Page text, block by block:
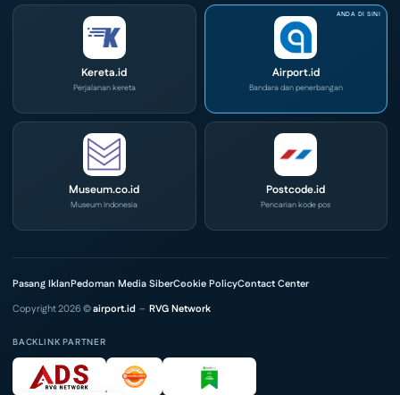
Kereta.id
Perjalanan kereta
Airport.id
Bandara dan penerbangan
Museum.co.id
Museum Indonesia
Postcode.id
Pencarian kode pos
Pasang IklanPedoman Media SiberCookie PolicyContact Center
Copyright 2026 ©airport.id – RVG Network
BACKLINK PARTNER